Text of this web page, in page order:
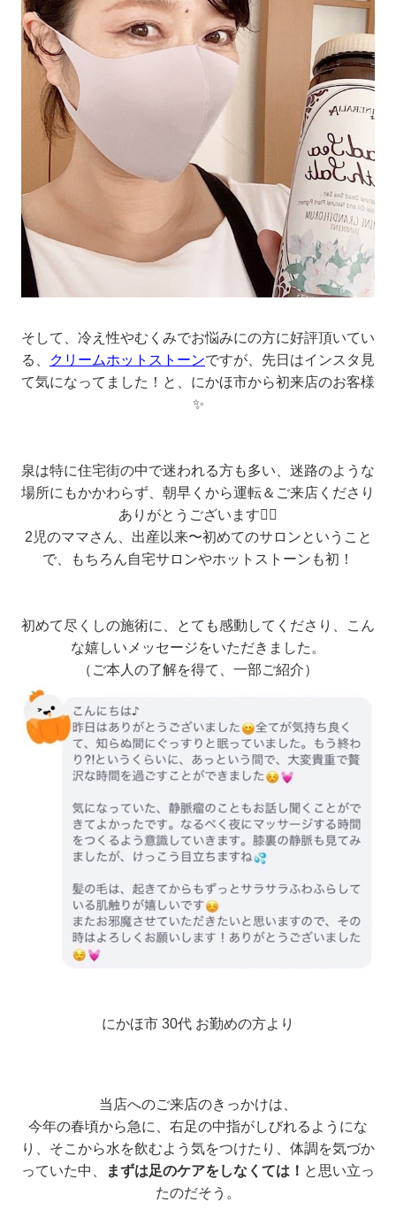
そして、冷え性やむくみでお悩みにの方に好評頂いてい
る、
クリームホットストーンですが、先日はインスタ見
て気になってました！と、にかほ市から初来店のお客様
✨
泉は特に住宅街の中で迷われる方も多い、迷路のような
場所にもかかわらず、朝早くから運転＆ご来店くださり
ありがとうございます🙇‍♀️
2児のママさん、出産以来〜初めてのサロンということ
で、もちろん自宅サロンやホットストーンも初！
初めて尽くしの施術に、とても感動してくださり、こん
な嬉しいメッセージをいただきました。
（ご本人の了解を得て、一部ご紹介）
にかほ市 30代 お勤めの方より
当店へのご来店のきっかけは、
今年の春頃から急に、右足の中指がしびれるようにな
り、そこから水を飲むよう気をつけたり、体調を気づか
っていた中、
まずは足のケアをしなくては！ と思い立っ
たのだそう。